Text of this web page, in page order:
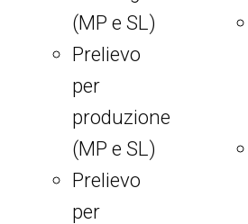
(MP e SL)
Prelievo
per
produzione
(MP e SL)
Prelievo
per